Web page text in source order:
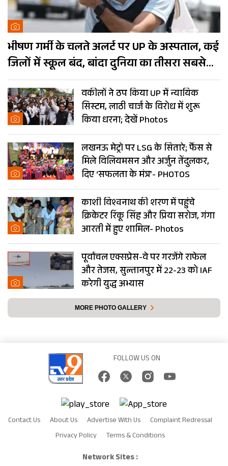
भीषण गर्मी के चलते अलर्ट पर UP के अस्पताल, कई
जिलों में स्कूल बंद, बांदा दुनिया का तीसरा सबसे
गर्म शहर
वकीलों ने ठप किया UP में न्यायिक
सिस्टम, लाठी चार्ज के विरोध में शुरू
किया धरना; देखें Photos
लखनऊ मेट्रो पर LSG के सितारे; फैंस से
मिले विलियमसन और अर्जुन तेंदुलकर,
दिए ‘सफलता के मंत्र’- PHOTOS
काशी विश्वनाथ की शरण में पहुंचे
क्रिकेटर रिंकू सिंह और प्रिया सरोज, गंगा
आरती में हुए शामिल- Photos
पूर्वांचल एक्सप्रेस-वे पर गरजेंगे राफेल
और तेजस, सुल्तानपुर में 22-23 को IAF
करेगी युद्ध अभ्यास
MORE PHOTO GALLERY
FOLLOW US ON
Contact Us About Us Advertise With Us
Complaint Redressal
Privacy Policy
Terms & Conditions
Network Sites :